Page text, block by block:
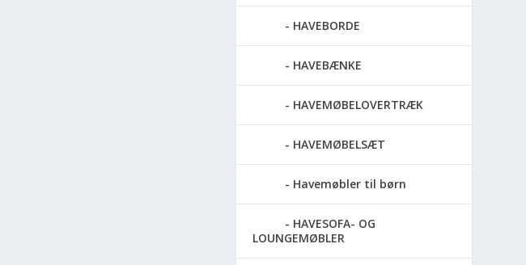
HAVEBORDE
HAVEBÆNKE
HAVEMØBELOVERTRÆK
HAVEMØBELSÆT
Havemøbler til børn
HAVESOFA- OG
LOUNGEMØBLER